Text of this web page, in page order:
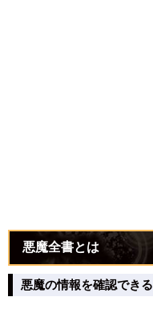
悪魔全書とは
悪魔の情報を確認できる